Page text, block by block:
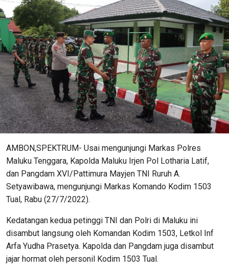
AMBON,SPEKTRUM- Usai mengunjungi Markas Polres
Maluku Tenggara, Kapolda Maluku Irjen Pol Lotharia Latif,
dan Pangdam XVI/Pattimura Mayjen TNI Ruruh A.
Setyawibawa, mengunjungi Markas Komando Kodim 1503
Tual, Rabu (27/7/2022).
Kedatangan kedua petinggi TNI dan Polri di Maluku ini
disambut langsung oleh Komandan Kodim 1503, Letkol Inf
Arfa Yudha Prasetya. Kapolda dan Pangdam juga disambut
jajar hormat oleh personil Kodim 1503 Tual.